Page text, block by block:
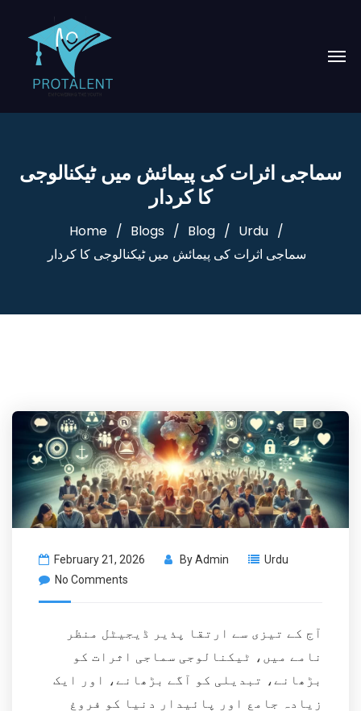
سماجی اثرات کی پیمائش میں ٹیکنالوجی
کا کردار
Home Blogs Blog
Urdu
سماجی اثرات کی پیمائش میں ٹیکنالوجی کا کردار
February 21, 2026 ByAdmin
Urdu
No Comments
آج کے تیزی سے ارتقا پذیر ڈیجیٹل منظر
نامے میں، ٹیکنالوجی سماجی اثرات کو
بڑھانے، تبدیلی کو آگے بڑھانے، اور ایک
زیادہ جامع اور پائیدار دنیا کو فروغ